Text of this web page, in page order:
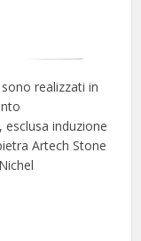
realizzati in
induzione
Artech Stone